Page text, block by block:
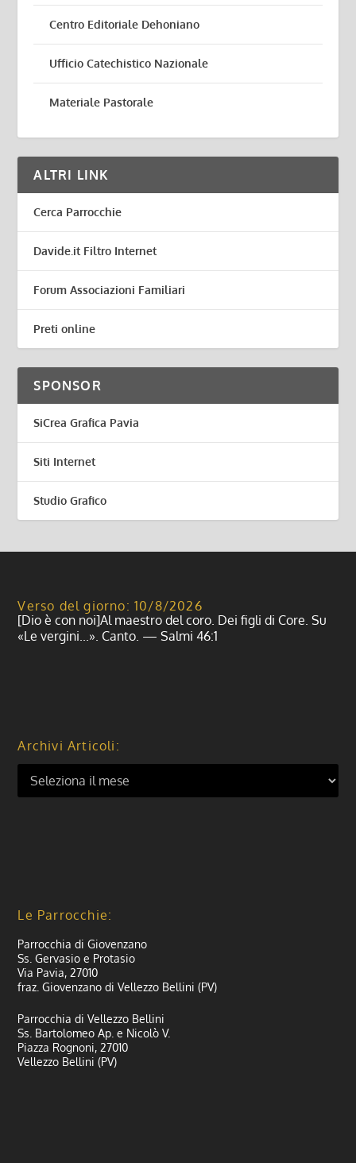
Centro Editoriale Dehoniano
Ufficio Catechistico Nazionale
Materiale Pastorale
ALTRI LINK
Cerca Parrocchie
Davide.it Filtro Internet
Forum Associazioni Familiari
Preti online
SPONSOR
SiCrea Grafica Pavia
Siti Internet
Studio Grafico
Verso del giorno: 10/8/2026
[Dio è con noi]Al maestro del coro. Dei figli di Core. Su
«Le vergini...». Canto. — Salmi 46:1
Archivi Articoli:
Le Parrocchie:
Parrocchia di Giovenzano
Ss. Gervasio e Protasio
Via Pavia, 27010
fraz. Giovenzano di Vellezzo Bellini (PV)
Parrocchia di Vellezzo Bellini
Ss. Bartolomeo Ap. e Nicolò V.
Piazza Rognoni, 27010
Vellezzo Bellini (PV)